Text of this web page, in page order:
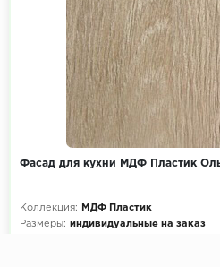
Фасад для кухни МДФ Пластик
Коллекция:
МДФ Пластик
Размеры: индивидуальные на заказ